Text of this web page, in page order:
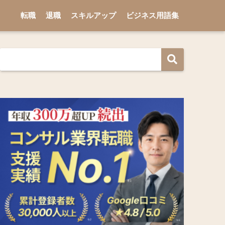
転職 退職 スキルアップ ビジネス用語集